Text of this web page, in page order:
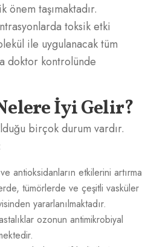
önem taşımaktadır.
toksik etki
ile uygulanacak tüm
doktor kontrolünde
İyi Gelir?
birçok durum vardır.
antioksidanların etkilerini artırma
tümörlerde ve çeşitli vasküler
yararlanılmaktadır.
ozonun antimikrobiyal